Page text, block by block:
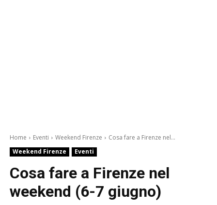
Home Eventi Weekend Firenze
Cosa fare a Firenze nel...
Weekend Firenze
Eventi
Cosa fare a Firenze nel
weekend (6-7 giugno)